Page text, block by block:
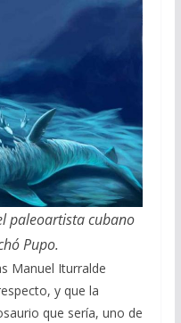
paleoartista cubano
Pupo.
Manuel Iturralde
y que la
que sería, uno de